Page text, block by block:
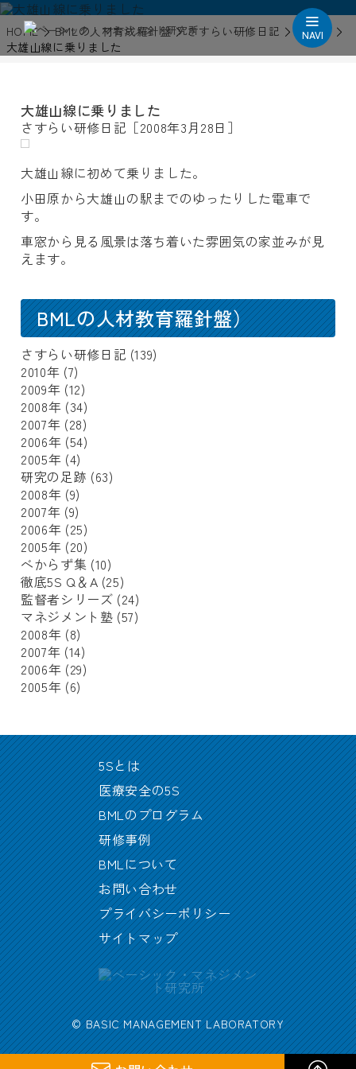
NAVI
HOME BMLの人材育成羅針盤 さすらい研修日記
2008年
大雄山線に乗りました
大雄山線に乗りました
さすらい研修日記［2008年3月28日］
大雄山線に初めて乗りました。
小田原から大雄山の駅までのゆったりした電車で
す。
車窓から見る風景は落ち着いた雰囲気の家並みが見
えます。
BMLの人材教育羅針盤）
さすらい研修日記 (139)
2010年 (7)
2009年 (12)
2008年 (34)
2007年 (28)
2006年 (54)
2005年 (4)
研究の足跡 (63)
2008年 (9)
2007年 (9)
2006年 (25)
2005年 (20)
べからず集 (10)
徹底5S Q＆A (25)
監督者シリーズ (24)
マネジメント塾 (57)
2008年 (8)
2007年 (14)
2006年 (29)
2005年 (6)
5Sとは
医療安全の5S
BMLのプログラム
研修事例
BMLについて
お問い合わせ
プライバシーポリシー
サイトマップ
© BASIC MANAGEMENT LABORATORY